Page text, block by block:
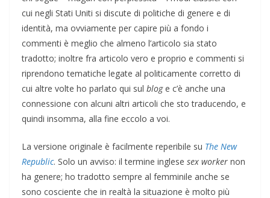
cui negli Stati Uniti si discute di politiche di genere e di
identità, ma ovviamente per capire più a fondo i
commenti è meglio che almeno l’articolo sia stato
tradotto; inoltre fra articolo vero e proprio e commenti si
riprendono tematiche legate al politicamente corretto di
cui altre volte ho parlato qui sul bloge c’è anche una
connessione con alcuni altri articoli che sto traducendo, e
quindi insomma, alla fine eccolo a voi.
La versione originale è facilmente reperibile su The New
Republic. Solo un avviso: il termine inglese sex worker non
ha genere; ho tradotto sempre al femminile anche se
sono cosciente che in realtà la situazione è molto più